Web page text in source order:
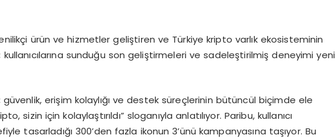
ürün ve hizmetler geliştiren ve Türkiye kripto varlık ekosisteminin
sunduğu son geliştirmeleri ve sadeleştirilmiş deneyimi yeni
erişim kolaylığı ve destek süreçlerinin bütüncül biçimde ele
sizin için kolaylaştırıldı” sloganıyla anlatılıyor. Paribu, kullanıcı
tasarladığı 300’den fazla ikonun 3’ünü kampanyasına taşıyor. Bu